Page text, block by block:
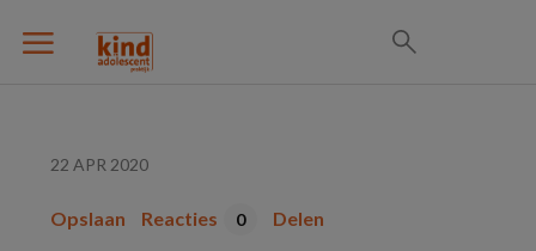
22 APR 2020
Opslaan Reacties 0 Delen